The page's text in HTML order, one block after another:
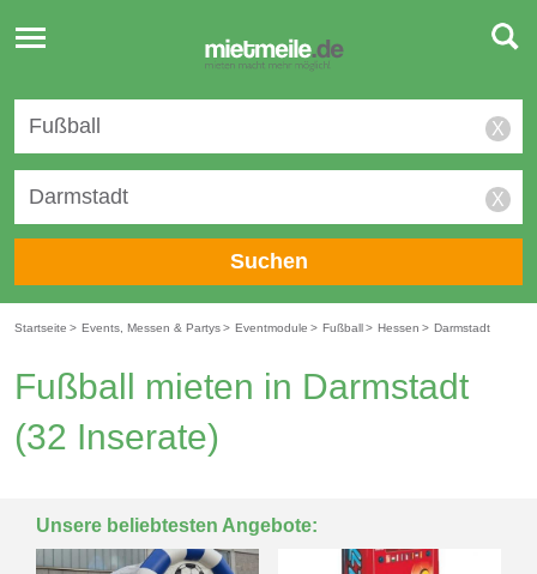
Toggle
navigation
X
X
Suchen
Startseite > Events, Messen & Partys> Eventmodule > Fußball> Hessen > Darmstadt
Fußball mieten in Darmstadt
(32 Inserate)
Unsere beliebtesten Angebote: